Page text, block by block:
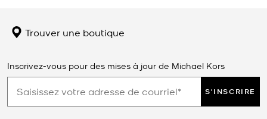
Trouver une boutique
Inscrivez-vous pour des mises à jour de Michael Kors
S'INSCRIRE